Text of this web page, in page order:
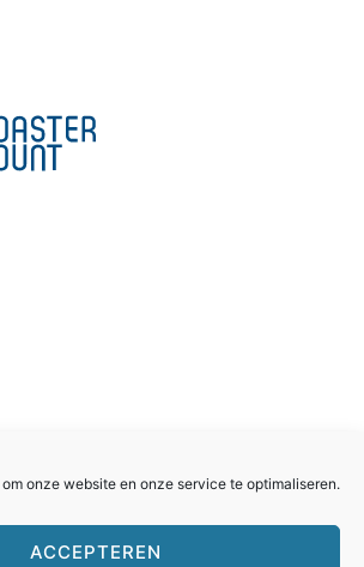
onze website en onze service te optimaliseren.
ACCEPTEREN
FacebookInstagramYoutubeTwitter